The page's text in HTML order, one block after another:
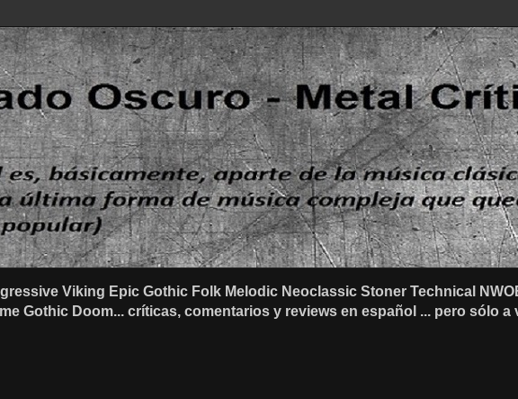
Viking Epic Gothic Folk Melodic Neoclassic Stoner Technical
Gothic Doom... críticas, comentarios y reviews en español ... pero sólo a